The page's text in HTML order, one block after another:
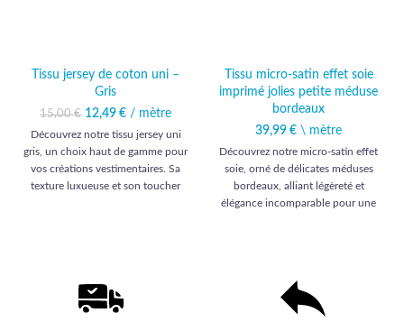
Tissu jersey de coton uni –
Gris
15,00€
Le prix initial était :
15,00 €.
12,49 €
Le prix
actuel est :
/ mètre
Découvrez notre tissu jersey uni
gris, un choix haut de gamme pour
vos créations vestimentaires. Sa
texture luxueuse et son toucher
Tissu micro-satin effet soie
imprimé jolies petite méduse
bordeaux
39,99 € \ mètre
Découvrez notre micro-satin effet
soie, orné de délicates méduses
bordeaux, alliant légèreté et
élégance incomparable pour une